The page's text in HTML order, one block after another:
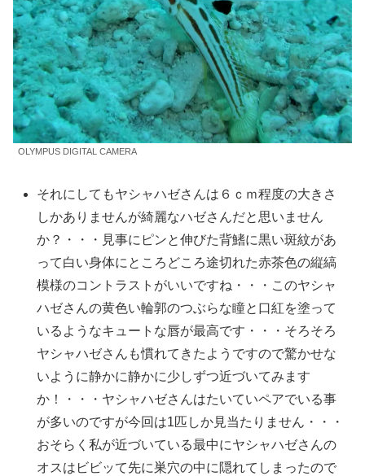
OLYMPUS DIGITAL CAMERA
それにしてもヤシャハゼさんは６ｃｍ程度の大きさ
しかありませんが綺麗なハゼさんだと思いません
か？・・・見事にピンと伸びた背鰭に黒い斑紋があ
って白い身体にところどころ途切れた赤茶色の縦縞
模様のコントラストがいいですね・・・このヤシャ
ハゼさんの黄色い輪郭のつぶらな瞳と口紅を塗って
いるようなキュートな唇が最高です・・・そろそろ
ヤシャハゼさんも慣れてきたようですので驚かせな
いように静かに静かに少しずつ近づいてみます
か！・・・ヤシャハゼさんはたいていペアでいる事
が多いのですが今回は1匹しか見当たりません・・・
おそらく私が近づいている最中にヤシャハゼさんの
オスはビビッて先に巣穴の中に隠れてしまったので